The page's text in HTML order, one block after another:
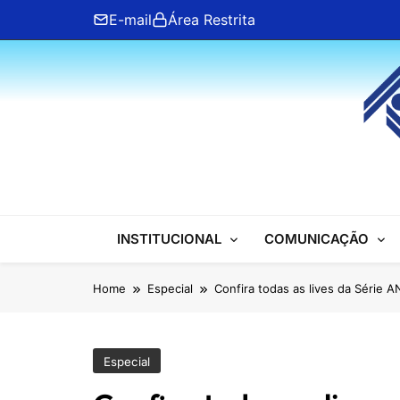
content
E-mail Área Restrita
ANFIP Nacional
INSTITUCIONAL COMUNICAÇÃO
Home Especial Confira todas as lives da Série
Especial